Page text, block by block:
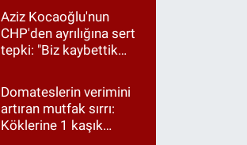
Aziz Kocaoğlu'nun
CHP'den ayrılığına sert
tepki: "Biz kaybettik
etmedik"
Domateslerin verimini
artıran mutfak sırrı:
Köklerine 1 kaşık